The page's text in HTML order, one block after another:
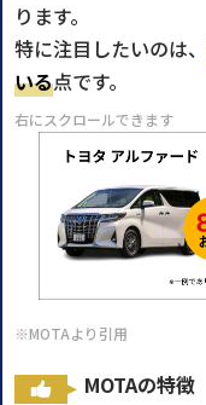
ります。
特に注目したいのは、
いる点です。
右にスクロールできます
※MOTAより引用
MOTAの特徴